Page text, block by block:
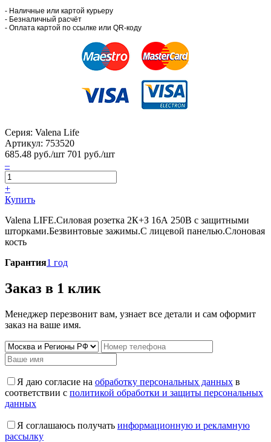
- Наличные или картой курьеру
- Безналичный расчёт
- Оплата картой по ссылке или QR-коду
Серия: Valena Life
Артикул: 753520
685.48 руб./шт 701 руб./шт
–
+
Купить
Valena LIFE.Силовая розетка 2К+З 16А 250В с защитными
шторками.Безвинтовые зажимы.С лицевой панелью.Слоновая
кость
Гарантия1 год
Заказ в 1 клик
Менеджер перезвонит вам, узнает все детали и сам оформит
заказ на ваше имя.
Я даю согласие на обработку персональных данных в
соответствии с политикой обработки и защиты персональных
данных
Я соглашаюсь получать информационную и рекламную
рассылку